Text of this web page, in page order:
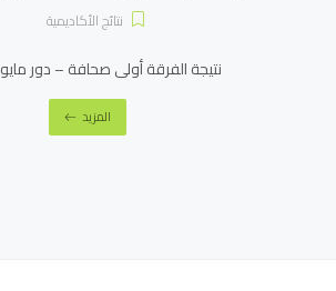
نتائج الأكاديمية
نتيجة الفرقة أولى صحافة – دور مايو 2025
المزيد